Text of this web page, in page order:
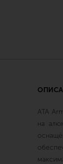
ATA
на